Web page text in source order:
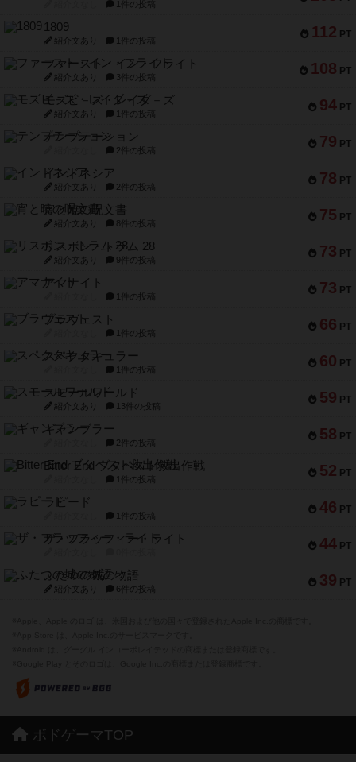
1件の投稿
112 PT
1809
紹介文あり 1件の投稿
108 PT
ファースト・イン・フライト
紹介文あり 3件の投稿
94 PT
モズビ－ズ・レイダ－ズ
紹介文あり 1件の投稿
79 PT
テンプテーション
2件の投稿
78 PT
インドネシア
紹介文あり 2件の投稿
75 PT
宵と暁の呪文書
紹介文あり 8件の投稿
73 PT
リスボン・トラム 28
紹介文あり 9件の投稿
73 PT
アマナイト
1件の投稿
66 PT
ブラヴェスト
1件の投稿
60 PT
スペクタキュラー
1件の投稿
59 PT
スモールワールド
紹介文あり 13件の投稿
58 PT
ギャンブラー
2件の投稿
52 PT
Bitter End ブタペスト救出作戦
1件の投稿
46 PT
ラピード
1件の投稿
44 PT
ザ・フラッフィー・ライト
39 PT
ふたつの城の物語
紹介文あり 6件の投稿
ボドゲーマTOP